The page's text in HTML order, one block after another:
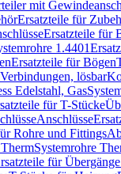
mit
Ersatzteile für
Ersatzteile für
1.4401
Ersatzteile für Bögen
lösbar
Edelstahl, Gas
für T-Stücke
Anschlüsse
Rohre und Fittings
Systemrohre
für